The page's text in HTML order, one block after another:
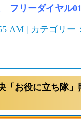
フリーダイヤル
AM | カテゴリー
「お役に立ち隊